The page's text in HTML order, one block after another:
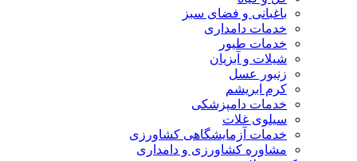
باغبانی و فضای سبز
خدمات دامداری
خدمات طیور
شیلات و آبزیان
زنبور عسل
کرم ابریشم
خدمات دامپزشکی
سیلوی غلات
خدمات آزمایشگاهی کشاورزی
مشاوره کشاورزی و دامداری